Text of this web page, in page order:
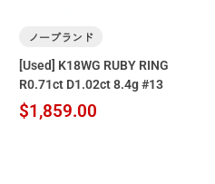
ノーブランド
[Used] K18WG RUBY RING
R0.71ct D1.02ct 8.4g #13
$1,859.00